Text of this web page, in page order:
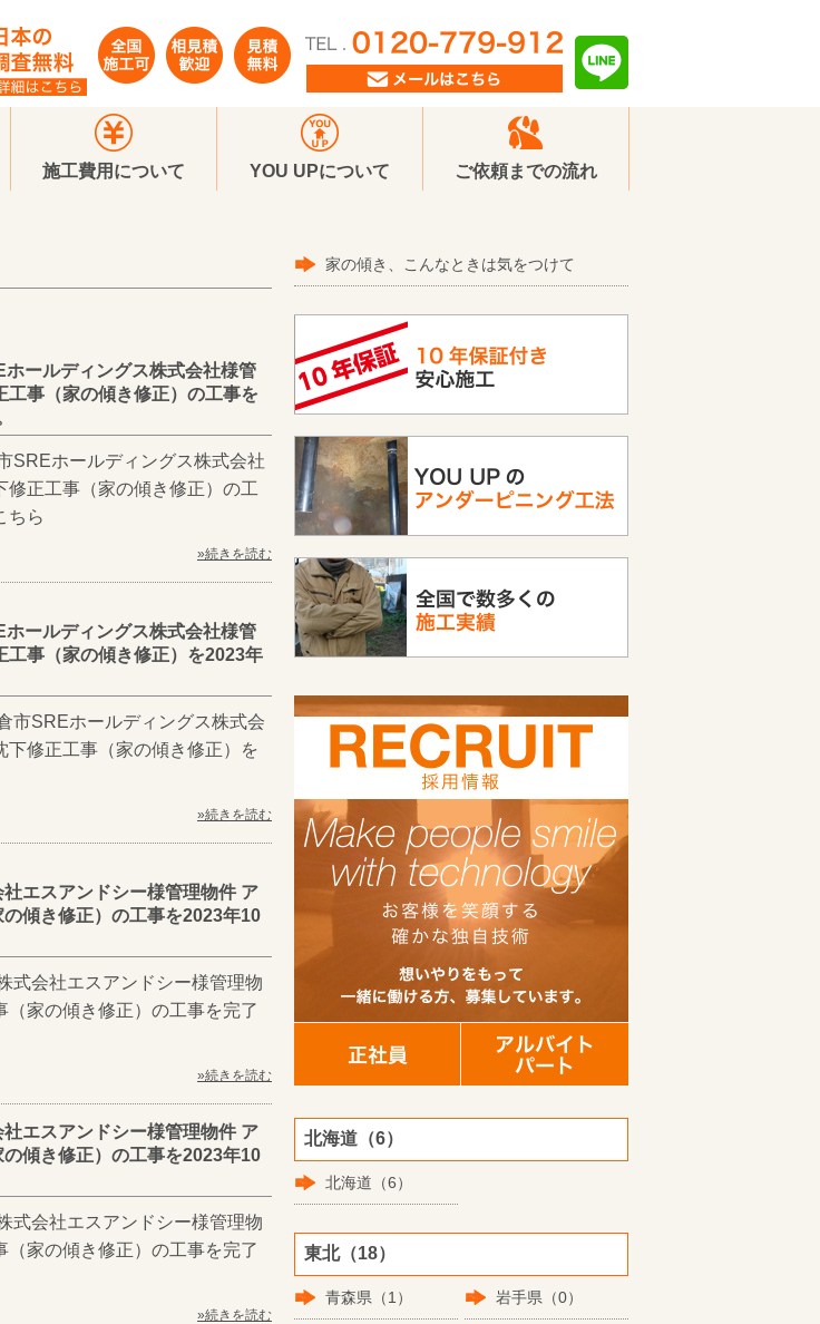
施工費用について YOU UPについて ご依頼までの流れ
ホールディングス株式会社様管
事（家の傾き修正）の工事を
SREホールディングス株式会社
正工事（家の傾き修正）の工
ちら
»続きを読む
ホールディングス株式会社様管
工事（家の傾き修正）を2023年
市SREホールディングス株式会
修正工事（家の傾き修正）を
»続きを読む
エスアンドシー様管理物件 ア
傾き修正）の工事を2023年10
式会社エスアンドシー様管理物
家の傾き修正）の工事を完了
»続きを読む
エスアンドシー様管理物件 ア
傾き修正）の工事を2023年10
式会社エスアンドシー様管理物
家の傾き修正）の工事を完了
»続きを読む
家の傾き、こんなときは気をつけて
北海道（6）
北海道（6）
東北（18）
青森県（1） 岩手県（0）